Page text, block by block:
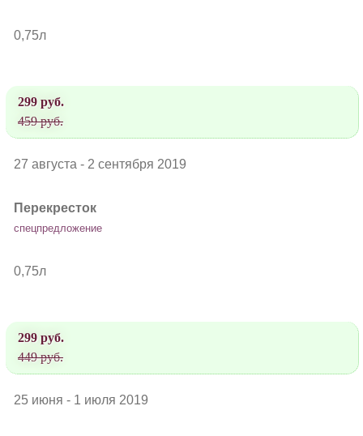
0,75л
299 руб.
459 руб.
27 августа - 2 сентября 2019
Перекресток
спецпредложение
0,75л
299 руб.
449 руб.
25 июня - 1 июля 2019